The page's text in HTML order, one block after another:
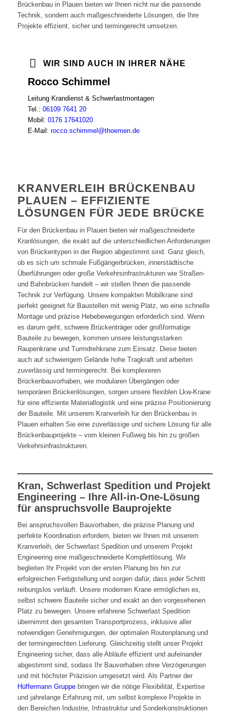
Brückenbau in Plauen bieten wir Ihnen nicht nur die passende
Technik, sondern auch maßgeschneiderte Lösungen, die Ihre
Projekte effizient, sicher und termingerecht umsetzen.
WIR SIND AUCH IN IHRER NÄHE
Rocco Schimmel
Leitung Krandienst & Schwerlastmontagen
Tel.: 06109 7641 20
Mobil: 0176 17641020
E-Mail: rocco.schimmel@thoemen.de
KRANVERLEIH BRÜCKENBAU
PLAUEN – EFFIZIENTE
LÖSUNGEN FÜR JEDE BRÜCKE
Für den Brückenbau in Plauen bieten wir maßgeschneiderte
Kranlösungen, die exakt auf die unterschiedlichen Anforderungen
von Brückentypen in der Region abgestimmt sind. Ganz gleich,
ob es sich um schmale Fußgängerbrücken, innerstädtische
Überführungen oder große Verkehrsinfrastrukturen wie Straßen-
und Bahnbrücken handelt – wir stellen Ihnen die passende
Technik zur Verfügung. Unsere kompakten Mobilkrane sind
perfekt geeignet für Baustellen mit wenig Platz, wo eine schnelle
Montage und präzise Hebebewegungen erforderlich sind. Wenn
es darum geht, schwere Brückenträger oder großformatige
Bauteile zu bewegen, kommen unsere leistungsstarken
Raupenkrane und Turmdrehkrane zum Einsatz. Diese bieten
auch auf schwierigem Gelände hohe Tragkraft und arbeiten
zuverlässig und termingerecht. Bei komplexeren
Brückenbauvorhaben, wie modularen Übergängen oder
temporären Brückenlösungen, sorgen unsere flexiblen Lkw-Krane
für eine effiziente Materiallogistik und eine präzise Positionierung
der Bauteile. Mit unserem Kranverleih für den Brückenbau in
Plauen erhalten Sie eine zuverlässige und sichere Lösung für alle
Brückenbauprojekte – vom kleinen Fußweg bis hin zu großen
Verkehrsinfrastrukturen.
Kran, Schwerlast Spedition und Projekt
Engineering – Ihre All-in-One-Lösung
für anspruchsvolle Bauprojekte
Bei anspruchsvollen Bauvorhaben, die präzise Planung und
perfekte Koordination erfordern, bieten wir Ihnen mit unserem
Kranverleih, der Schwerlast Spedition und unserem Projekt
Engineering eine maßgeschneiderte Komplettlösung. Wir
begleiten Ihr Projekt von der ersten Planung bis hin zur
erfolgreichen Fertigstellung und sorgen dafür, dass jeder Schritt
reibungslos verläuft. Unsere modernen Krane ermöglichen es,
selbst schwere Bauteile sicher und exakt an den vorgesehenen
Platz zu bewegen. Unsere erfahrene Schwerlast Spedition
übernimmt den gesamten Transportprozess, inklusive aller
notwendigen Genehmigungen, der optimalen Routenplanung und
der termingerechten Lieferung. Gleichzeitig stellt unser Projekt
Engineering sicher, dass alle Abläufe effizient und aufeinander
abgestimmt sind, sodass Ihr Bauvorhaben ohne Verzögerungen
und mit höchster Präzision umgesetzt wird. Als Partner der
Hüffermann Gruppebringen wir die nötige Flexibilität, Expertise
und jahrelange Erfahrung mit, um selbst komplexe Projekte in
den Bereichen Industrie, Infrastruktur und Sonderkonstruktionen